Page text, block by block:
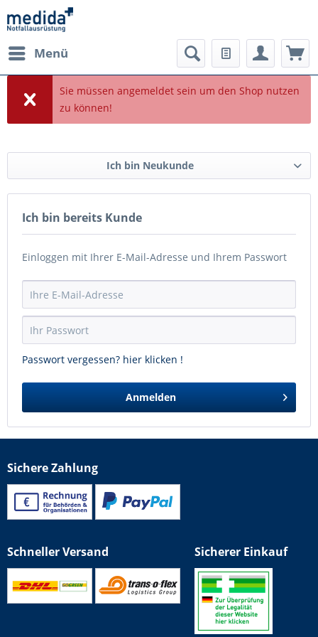
Menü
Sie müssen angemeldet sein um den Shop nutzen
zu können!
Ich bin Neukunde
Ich bin bereits Kunde
Einloggen mit Ihrer E-Mail-Adresse und Ihrem Passwort
Passwort vergessen? hier klicken !
Anmelden
Sichere Zahlung
Schneller Versand Sicherer Einkauf